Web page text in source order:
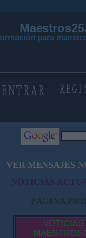
para
VER MENSAJES
NOTICIAS
PÁGINA
NOTICIAS